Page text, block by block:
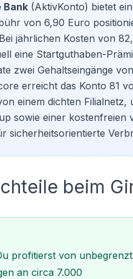
Bank (AktivKonto) bietet
von 6,90 Euro
jährlichen Kosten von
eine Startguthaben-
zwei Gehaltseingänge
erreicht das Konto 81
einem dichten
sowie einer
sicherheitsorientierte
beim
profitierst von unbegrenzt
an circa 7.000